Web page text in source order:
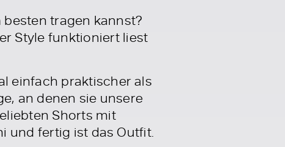
tragen kannst?
Style funktioniert liest
einfach praktischer als
an denen sie unsere
Shorts mit
und fertig ist das Outfit.